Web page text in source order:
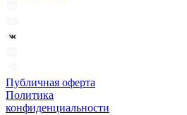
Публичная оферта
Политика
конфиденциальности